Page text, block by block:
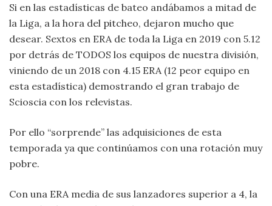
Si en las estadísticas de bateo andábamos a mitad de
la Liga, a la hora del pitcheo, dejaron mucho que
desear. Sextos en ERA de toda la Liga en 2019 con 5.12
por detrás de TODOS los equipos de nuestra división,
viniendo de un 2018 con 4.15 ERA (12 peor equipo en
esta estadística) demostrando el gran trabajo de
Scioscia con los relevistas.
Por ello “sorprende” las adquisiciones de esta
temporada ya que continúamos con una rotación muy
pobre.
Con una ERA media de sus lanzadores superior a 4, la